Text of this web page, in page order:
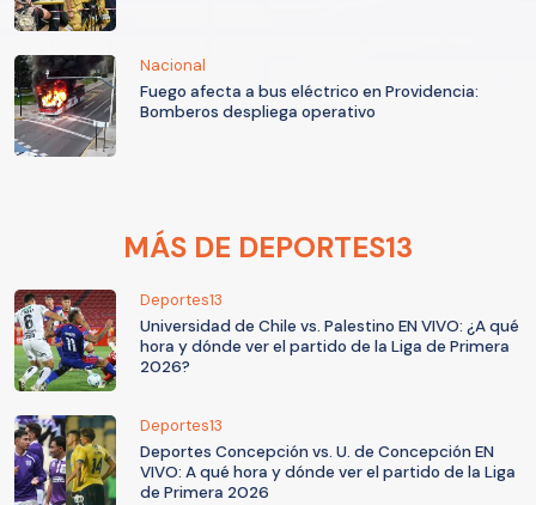
Nacional
Fuego afecta a bus eléctrico en Providencia:
Bomberos despliega operativo
MÁS DE DEPORTES13
Deportes13
Universidad de Chile vs. Palestino EN VIVO: ¿A qué
hora y dónde ver el partido de la Liga de Primera
2026?
Deportes13
Deportes Concepción vs. U. de Concepción EN
VIVO: A qué hora y dónde ver el partido de la Liga
de Primera 2026